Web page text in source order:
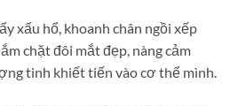
xấu hổ, khoanh chân ngồi xếp
chặt đôi mắt đẹp, nàng cảm
tinh khiết tiến vào cơ thể mình.